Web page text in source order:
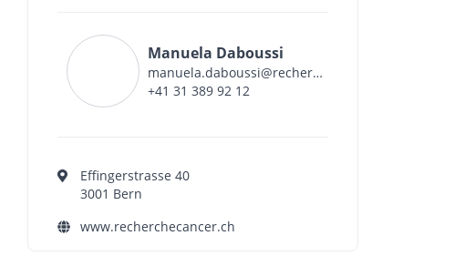
Manuela Daboussi
manuela.daboussi@recherchecancer.ch
+41 31 389 92 12
Effingerstrasse 40
3001 Bern
www.recherchecancer.ch